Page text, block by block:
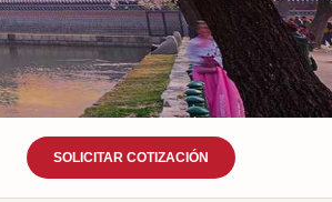
SOLICITAR COTIZACIÓN